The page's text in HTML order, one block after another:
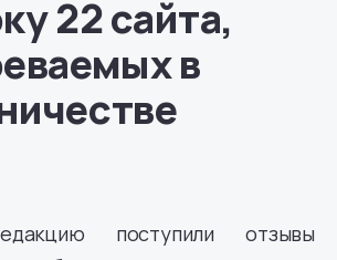
22 сайта,
в
поступили отзывы